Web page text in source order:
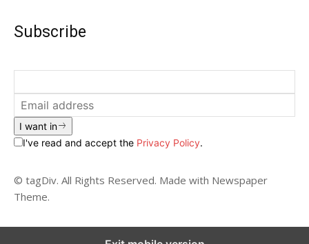
Subscribe
I want in
I've read and accept the Privacy Policy.
© tagDiv. All Rights Reserved. Made with Newspaper
Theme.